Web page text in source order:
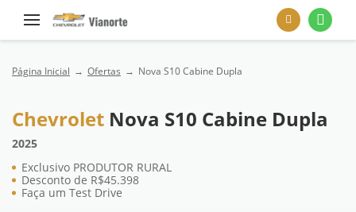
Página Inicial Ofertas Nova S10 Cabine Dupla
Chevrolet Nova S10 Cabine Dupla
2025
Exclusivo PRODUTOR RURAL
Desconto de R$45.398
Faça um Test Drive